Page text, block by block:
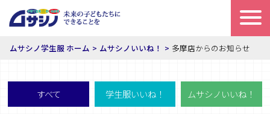
ムサシノ学生服 ホーム ムサシノいいね！ 多摩店からのお知らせ
すべて 学生服いいね！ ムサシノいいね！